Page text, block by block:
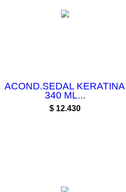
ACOND.SEDAL KERATINA
340 ML...
Precio
$ 12.430